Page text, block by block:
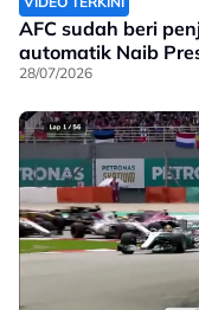
AFC sudah beri
automatik Naib
28/07/2026